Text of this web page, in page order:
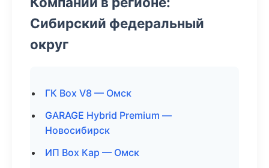
Сибирский федеральный
округ
ГК Box V8 — Омск
GARAGE Hybrid Premium —
Новосибирск
ИП Box Кар — Омск